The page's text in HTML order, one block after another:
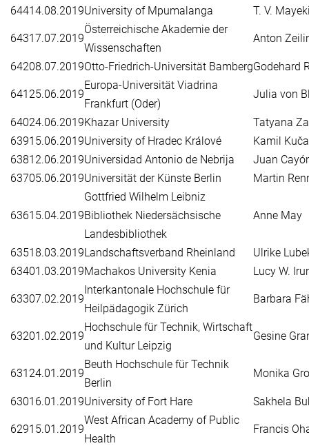
64414.08.2019University of Mpumalanga T. V.
64317.07.2019
Österreichische Akademie der
Wissenschaften
Anton
64208.07.2019Otto-Friedrich-Universität BambergGodehard
641 25.06.2019
Europa-Universität Viadrina
Frankfurt (Oder)
Julia von
64024.06.2019Khazar University
Tatyana
63915.06.2019University of Hradec Králové
Kamil Kuča
63812.06.2019Universidad Antonio de Nebrija
Juan
63705.06.2019Universität der Künste Berlin Martin
63615.04.2019
Gottfried Wilhelm Leibniz
Bibliothek Niedersächsische
Landesbibliothek
Anne May
63518.03.2019Landschaftsverband Rheinland
Ulrike
63401.03.2019Machakos University Kenia Lucy W.
63307.02.2019
Interkantonale Hochschule für
Heilpädagogik Zürich
Barbara
63201.02.2019
Hochschule für Technik, Wirtschaft
und Kultur Leipzig
Gesine
631 24.01.2019
Beuth Hochschule für Technik
Berlin
Monika
63016.01.2019University of Fort Hare Sakhela
62915.01.2019
West African Academy of Public
Health
Francis